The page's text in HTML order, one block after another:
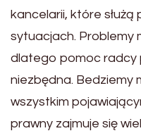
kancelarii, które
sytuacjach. Problemy
dlatego pomoc radcy
niezbędna. Bedziemy
wszystkim
prawny zajmuje się